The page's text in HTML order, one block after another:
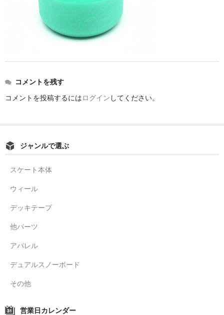
コメントを残す
コメントを投稿するにはログイン してください。
ジャンルで選ぶ
スケート本体
ウィール
デッキテープ
他パーツ
アパレル
デュアルスノーボード
その他
営業日カレンダー